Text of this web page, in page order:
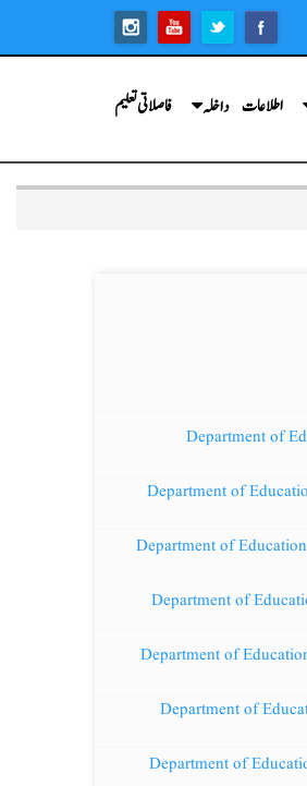
اطلاعات داخلہ فاصلاتی تعلیم
Department of
Department of
Department of
Department of
Department of
Department of
Department of